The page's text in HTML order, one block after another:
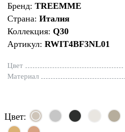
Бренд: TREEMME
Страна: Италия
Коллекция: Q30
Артикул: RWIT4BF3NL01
Цвет
Материал
Цвет: